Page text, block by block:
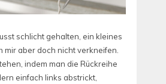
schlicht gehalten, ein kleines
mir aber doch nicht verkneifen.
indem man die Rückreihe
einfach links abstrickt,